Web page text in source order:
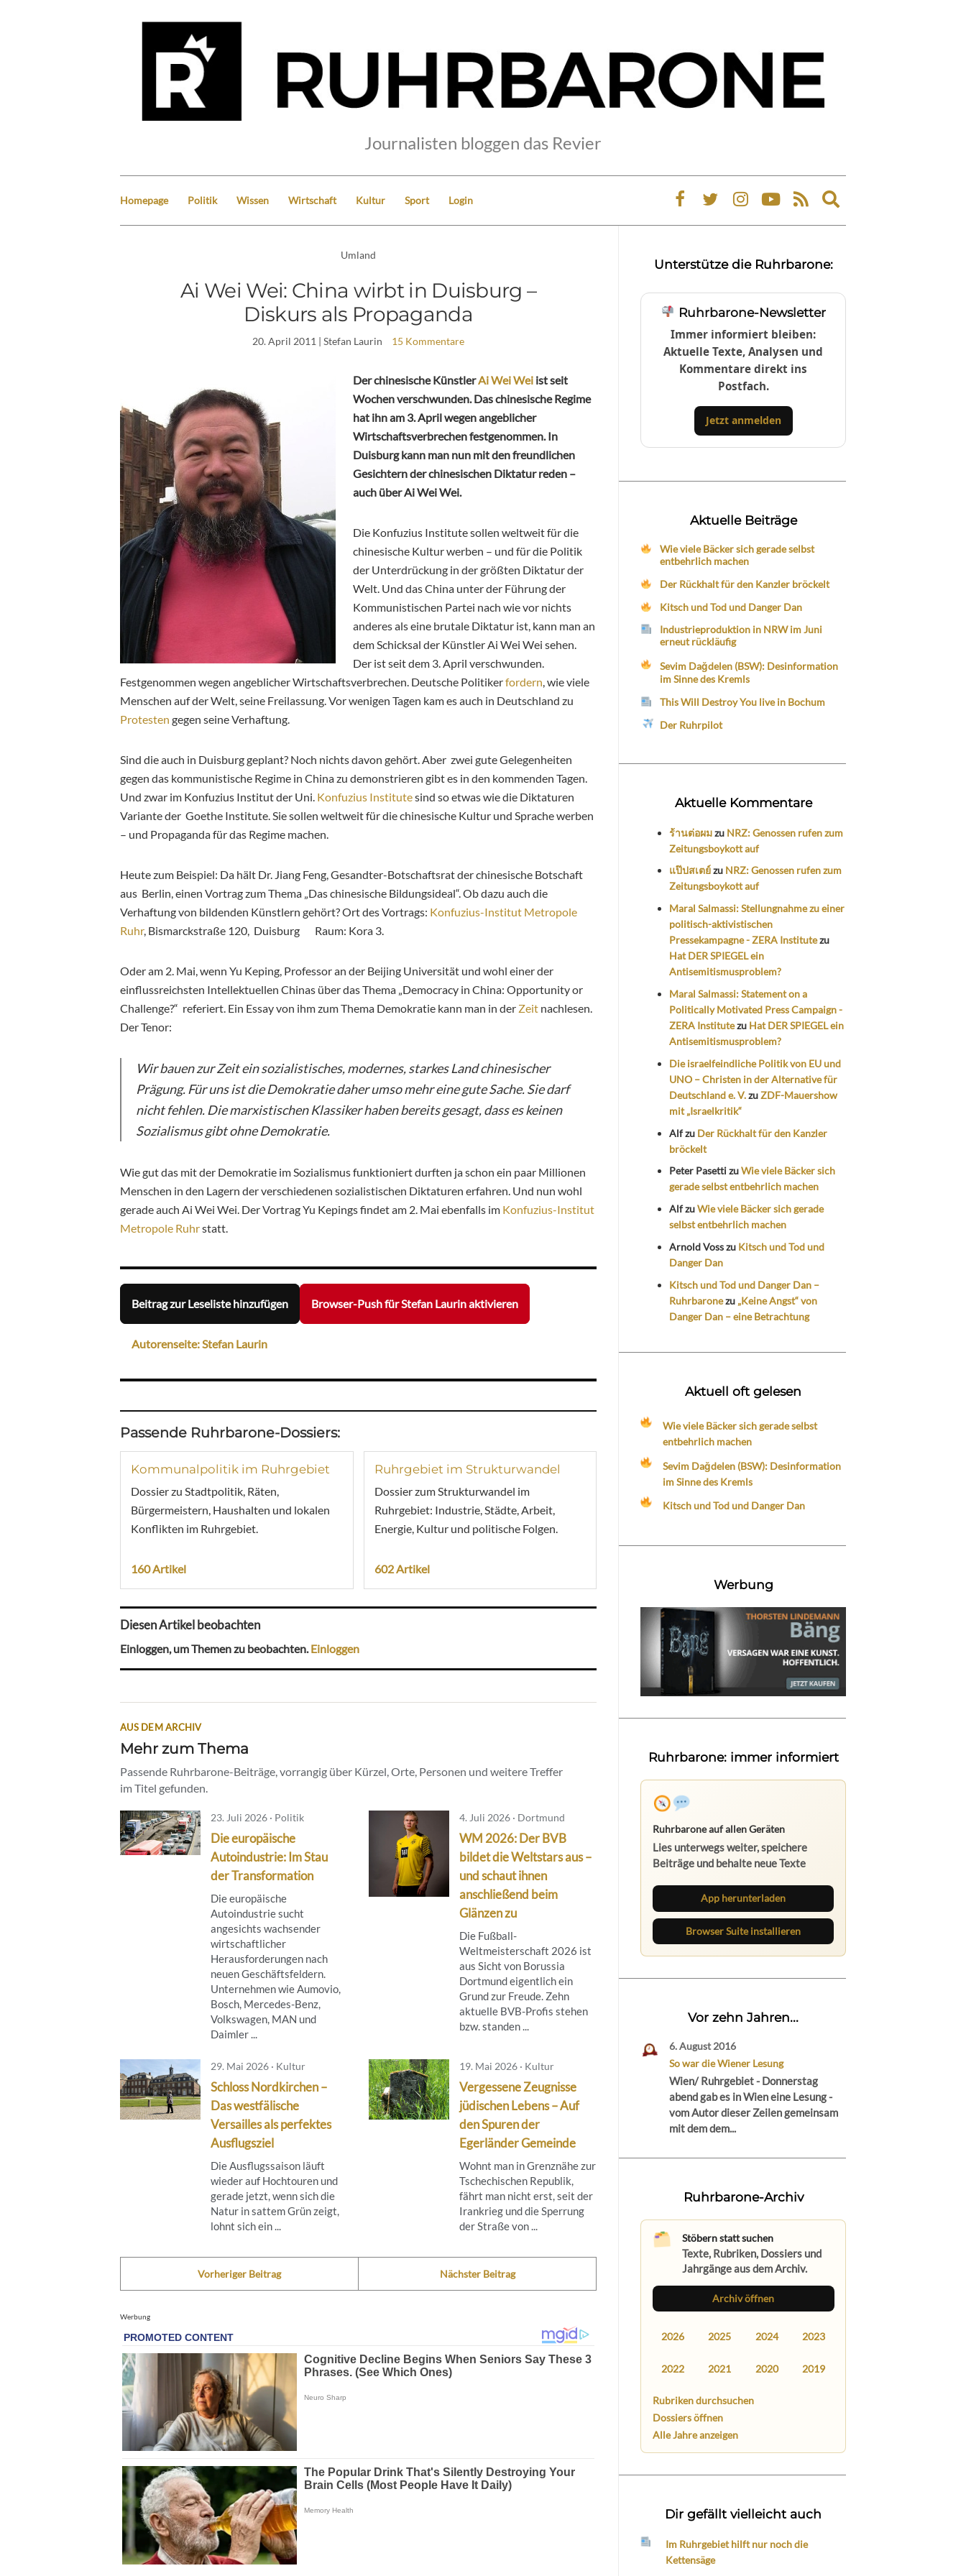
Journalisten bloggen das Revier
Homepage Politik Wissen Wirtschaft Kultur Sport Login
Expand
search
Umland
Ai Wei Wei: China wirbt in Duisburg –
Diskurs als Propaganda
20. April 2011 | Stefan Laurin 15 Kommentare
Der chinesische KünstlerAi Wei Wei ist seit
Wochen verschwunden. Das chinesische Regime
hat ihn am 3. April wegen angeblicher
Wirtschaftsverbrechen festgenommen. In
Duisburg kann man nun mit den freundlichen
Gesichtern der chinesischen Diktatur reden –
auch über Ai Wei Wei.
Die Konfuzius Institute sollen weltweit für die
chinesische Kultur werben – und für die Politik
der Unterdrückung in der größten Diktatur der
Welt. Und das China unter der Führung der
Kommunistischen Partei nach wie vor nichts
anderes als eine brutale Diktatur ist, kann man an
dem Schicksal der Künstler Ai Wei Wei sehen.
Der ist seit dem 3. April verschwunden.
Festgenommen wegen angeblicher Wirtschaftsverbrechen. Deutsche Politikerfordern , wie viele
Menschen auf der Welt, seine Freilassung. Vor wenigen Tagen kam es auch in Deutschland zu
Protesten gegen seine Verhaftung.
Sind die auch in Duisburg geplant? Noch nichts davon gehört. Aber zwei gute Gelegenheiten
gegen das kommunistische Regime in China zu demonstrieren gibt es in den kommenden Tagen.
Und zwar im Konfuzius Institut der Uni. Konfuzius Institutesind so etwas wie die Diktaturen
Variante der Goethe Institute. Sie sollen weltweit für die chinesische Kultur und Sprache werben
– und Propaganda für das Regime machen.
Heute zum Beispiel: Da hält Dr. Jiang Feng, Gesandter-Botschaftsrat der chinesische Botschaft
aus Berlin, einen Vortrag zum Thema „Das chinesische Bildungsideal“. Ob dazu auch die
Verhaftung von bildenden Künstlern gehört? Ort des Vortrags: Konfuzius-Institut Metropole
Ruhr, Bismarckstraße 120, Duisburg Raum: Kora 3.
Oder am 2. Mai, wenn Yu Keping, Professor an der Beijing Universität und wohl einer der
einflussreichsten Intellektuellen Chinas über das Thema „Democracy in China: Opportunity or
Challenge?“ referiert. Ein Essay von ihm zum Thema Demokratie kann man in der Zeit nachlesen.
Der Tenor:
Wir bauen zur Zeit ein sozialistisches, modernes, starkes Land chinesischer
Prägung. Für uns ist die Demokratie daher umso mehr eine gute Sache. Sie darf
nicht fehlen. Die marxistischen Klassiker haben bereits gesagt, dass es keinen
Sozialismus gibt ohne Demokratie.
Wie gut das mit der Demokratie im Sozialismus funktioniert durften ja schon ein paar Millionen
Menschen in den Lagern der verschiedenen sozialistischen Diktaturen erfahren. Und nun wohl
gerade auch Ai Wei Wei. Der Vortrag Yu Kepings findet am 2. Mai ebenfalls im Konfuzius-Institut
Metropole Ruhrstatt.
Beitrag zur Leseliste hinzufügen Browser-Push für Stefan Laurin aktivieren
Autorenseite: Stefan Laurin
Passende Ruhrbarone-Dossiers:
Kommunalpolitik im Ruhrgebiet
Dossier zu Stadtpolitik, Räten,
Bürgermeistern, Haushalten und lokalen
Konflikten im Ruhrgebiet.
160 Artikel
Ruhrgebiet im Strukturwandel
Dossier zum Strukturwandel im
Ruhrgebiet: Industrie, Städte, Arbeit,
Energie, Kultur und politische Folgen.
602 Artikel
Diesen Artikel beobachten
Einloggen, um Themen zu beobachten.Einloggen
AUS DEM ARCHIV
Mehr zum Thema
Passende Ruhrbarone-Beiträge, vorrangig über Kürzel, Orte, Personen und weitere Treffer
im Titel gefunden.
23. Juli 2026 · Politik
Die europäische
Autoindustrie: Im Stau
der Transformation
Die europäische
Autoindustrie sucht
angesichts wachsender
wirtschaftlicher
Herausforderungen nach
neuen Geschäftsfeldern.
Unternehmen wie Aumovio,
Bosch, Mercedes-Benz,
Volkswagen, MAN und
Daimler ...
4. Juli 2026 · Dortmund
WM 2026: Der BVB
bildet die Weltstars aus –
und schaut ihnen
anschließend beim
Glänzen zu
Die Fußball-
Weltmeisterschaft 2026 ist
aus Sicht von Borussia
Dortmund eigentlich ein
Grund zur Freude. Zehn
aktuelle BVB-Profis stehen
bzw. standen ...
29. Mai 2026 · Kultur
Schloss Nordkirchen –
Das westfälische
Versailles als perfektes
Ausflugsziel
Die Ausflugssaison läuft
wieder auf Hochtouren und
gerade jetzt, wenn sich die
Natur in sattem Grün zeigt,
lohnt sich ein ...
19. Mai 2026 · Kultur
Vergessene Zeugnisse
jüdischen Lebens – Auf
den Spuren der
Egerländer Gemeinde
Wohnt man in Grenznähe zur
Tschechischen Republik,
fährt man nicht erst, seit der
Irankrieg und die Sperrung
der Straße von ...
Vorheriger Beitrag Nächster Beitrag
Werbung
Unterstütze die Ruhrbarone:
Ruhrbarone-Newsletter
Immer informiert bleiben:
Aktuelle Texte, Analysen und
Kommentare direkt ins
Postfach.
Jetzt anmelden
Aktuelle Beiträge
Wie viele Bäcker sich gerade selbst
entbehrlich machen
Der Rückhalt für den Kanzler bröckelt
Kitsch und Tod und Danger Dan
Industrieproduktion in NRW im Juni
erneut rückläufig
Sevim Dağdelen (BSW): Desinformation
im Sinne des Kremls
This Will Destroy You live in Bochum
Der Ruhrpilot
Aktuelle Kommentare
ร้านต่อผมzu NRZ: Genossen rufen zum
Zeitungsboykott auf
แป๊ปสเตย์zu NRZ: Genossen rufen zum
Zeitungsboykott auf
Maral Salmassi: Stellungnahme zu einer
politisch-aktivistischen
Pressekampagne - ZERA Institutezu
Hat DER SPIEGEL ein
Antisemitismusproblem?
Maral Salmassi: Statement on a
Politically Motivated Press Campaign -
ZERA Institutezu Hat DER SPIEGEL ein
Antisemitismusproblem?
Die israelfeindliche Politik von EU und
UNO – Christen in der Alternative für
Deutschland e. V.zuZDF-Mauershow
mit „Israelkritik“
Alfzu Der Rückhalt für den Kanzler
bröckelt
Peter PasettizuWie viele Bäcker sich
gerade selbst entbehrlich machen
AlfzuWie viele Bäcker sich gerade
selbst entbehrlich machen
Arnold Vosszu Kitsch und Tod und
Danger Dan
Kitsch und Tod und Danger Dan –
Ruhrbaronezu „Keine Angst“ von
Danger Dan – eine Betrachtung
Aktuell oft gelesen
Wie viele Bäcker sich gerade selbst
entbehrlich machen
Sevim Dağdelen (BSW): Desinformation
im Sinne des Kremls
Kitsch und Tod und Danger Dan
Werbung
Ruhrbarone: immer informiert
Ruhrbarone auf allen Geräten
Lies unterwegs weiter, speichere
Beiträge und behalte neue Texte
App herunterladen
Browser Suite installieren
Vor zehn Jahren...
6. August 2016
So war die Wiener Lesung
Wien/ Ruhrgebiet - Donnerstag
abend gab es in Wien eine Lesung -
vom Autor dieser Zeilen gemeinsam
mit dem dem...
Ruhrbarone-Archiv
Stöbern statt suchen
Texte, Rubriken, Dossiers und
Jahrgänge aus dem Archiv.
Archiv öffnen
2026 2025 2024 2023
2022 2021 2020 2019
Rubriken durchsuchen
Dossiers öffnen
Alle Jahre anzeigen
Dir gefällt vielleicht auch
Im Ruhrgebiet hilft nur noch die
Kettensäge